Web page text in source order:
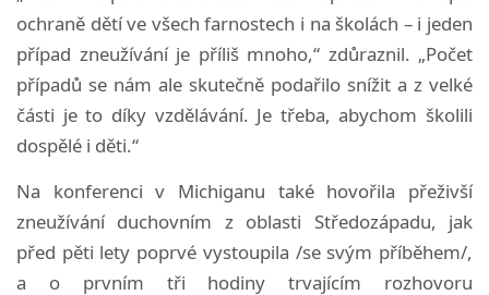
ochraně dětí ve všech farnostech i na školách – i jeden
případ zneužívání je příliš mnoho,“ zdůraznil. „Počet
případů se nám ale skutečně podařilo snížit a z velké
části je to díky vzdělávání. Je třeba, abychom školili
dospělé i děti.“
Na konferenci v Michiganu také hovořila přeživší
zneužívání duchovním z oblasti Středozápadu, jak
před pěti lety poprvé vystoupila /se svým příběhem/,
a o prvním tři hodiny trvajícím rozhovoru